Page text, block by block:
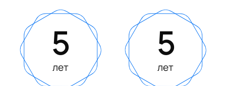
5
лет
5
лет